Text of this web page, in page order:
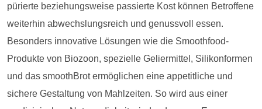
pürierte beziehungsweise passierte Kost können Betroffene
weiterhin abwechslungsreich und genussvoll essen.
Besonders innovative Lösungen wie die Smoothfood-
Produkte von Biozoon, spezielle Geliermittel, Silikonformen
und das smoothBrot ermöglichen eine appetitliche und
sichere Gestaltung von Mahlzeiten. So wird aus einer